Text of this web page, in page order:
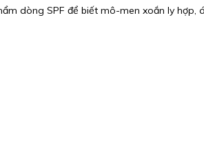
dòng SPF để biết mô-men xoắn ly